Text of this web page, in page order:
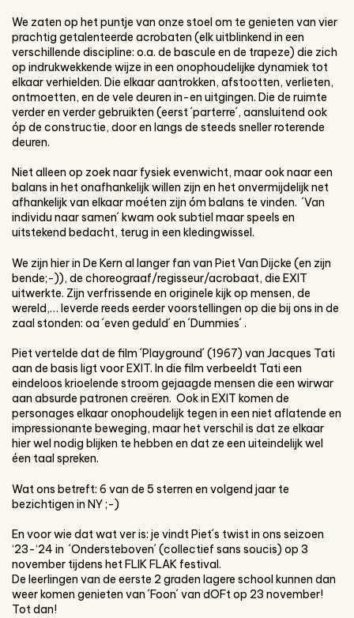
We zaten op het puntje van onze stoel om te genieten van vier
prachtig getalenteerde acrobaten (elk uitblinkend in een
verschillende discipline: o.a. de bascule en de trapeze) die zich
op indrukwekkende wijze in een onophoudelijke dynamiek tot
elkaar verhielden. Die elkaar aantrokken, afstootten, verlieten,
ontmoetten, en de vele deuren in-en uitgingen. Die de ruimte
verder en verder gebruikten (eerst ´parterre´, aansluitend ook
óp de constructie, door en langs de steeds sneller roterende
deuren.
Niet alleen op zoek naar fysiek evenwicht, maar ook naar een
balans in het onafhankelijk willen zijn en het onvermijdelijk net
afhankelijk van elkaar moéten zijn óm balans te vinden. ´Van
individu naar samen´ kwam ook subtiel maar speels en
uitstekend bedacht, terug in een kledingwissel.
We zijn hier in De Kern al langer fan van Piet Van Dijcke (en zijn
bende;-)), de choreograaf/regisseur/acrobaat, die EXIT
uitwerkte. Zijn verfrissende en originele kijk op mensen, de
wereld,… leverde reeds eerder voorstellingen op die bij ons in de
zaal stonden: oa ´even geduld´ en ´Dummies´ .
Piet vertelde dat de film ´Playground´ (1967) van Jacques Tati
aan de basis ligt voor EXIT. In die film verbeeldt Tati een
eindeloos krioelende stroom gejaagde mensen die een wirwar
aan absurde patronen creëren. Ook in EXIT komen de
personages elkaar onophoudelijk tegen in een niet aflatende en
impressionante beweging, maar het verschil is dat ze elkaar
hier wel nodig blijken te hebben en dat ze een uiteindelijk wel
éen taal spreken.
Wat ons betreft: 6 van de 5 sterren en volgend jaar te
bezichtigen in NY ;-)
En voor wie dat wat ver is: je vindt Piet´s twist in ons seizoen
‘23-‘24 in ´Ondersteboven´ (collectief sans soucis) op 3
november tijdens het FLIK FLAK festival.
De leerlingen van de eerste 2 graden lagere school kunnen dan
weer komen genieten van ´Foon´ van dOFt op 23 november!
Tot dan!